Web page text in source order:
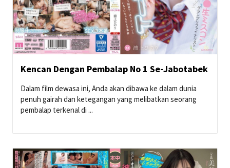
Kencan Dengan Pembalap No 1 Se-Jabotabek
Dalam film dewasa ini, Anda akan dibawa ke dalam dunia
penuh gairah dan ketegangan yang melibatkan seorang
pembalap terkenal di ...